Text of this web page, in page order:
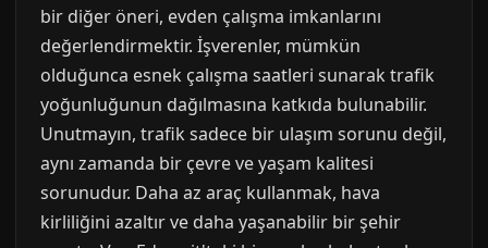
bir diğer öneri, evden çalışma imkanlarını
değerlendirmektir. İşverenler, mümkün
olduğunca esnek çalışma saatleri sunarak trafik
yoğunluğunun dağılmasına katkıda bulunabilir.
Unutmayın, trafik sadece bir ulaşım sorunu değil,
aynı zamanda bir çevre ve yaşam kalitesi
sorunudur. Daha az araç kullanmak, hava
kirliliğini azaltır ve daha yaşanabilir bir şehir